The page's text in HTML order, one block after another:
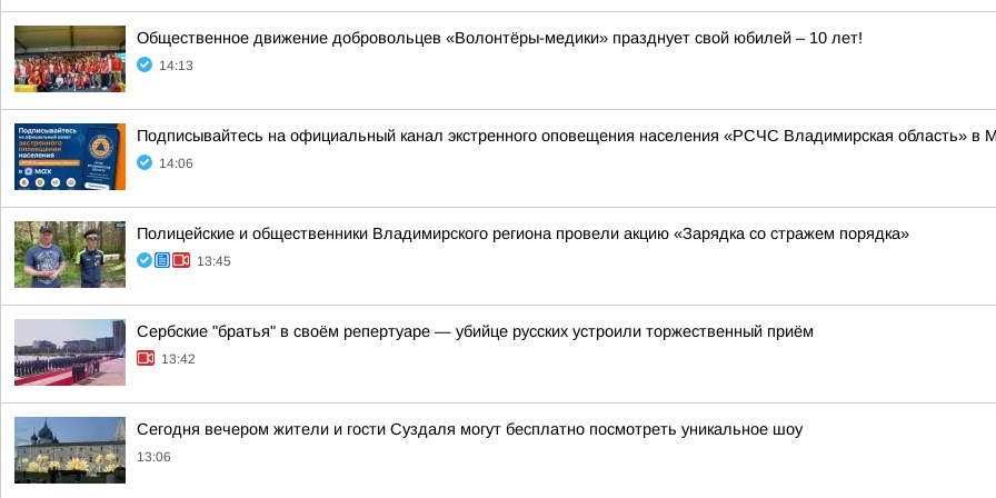
Общественное движение добровольцев «Волонтёры-медики» празднует свой юбилей – 10 лет!
14:13
Подписывайтесь на официальный канал экстренного оповещения населения «РСЧС Владимирская область» в
14:06
Полицейские и общественники Владимирского региона провели акцию «Зарядка со стражем порядка»
13:45
Сербские "братья" в своём репертуаре — убийце русских устроили торжественный приём
13:42
Сегодня вечером жители и гости Суздаля могут бесплатно посмотреть уникальное шоу
13:06